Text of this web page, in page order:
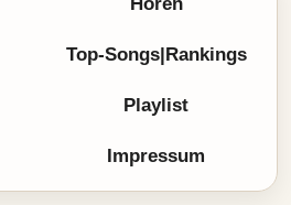
Top-Songs|Rankings
Playlist
Impressum